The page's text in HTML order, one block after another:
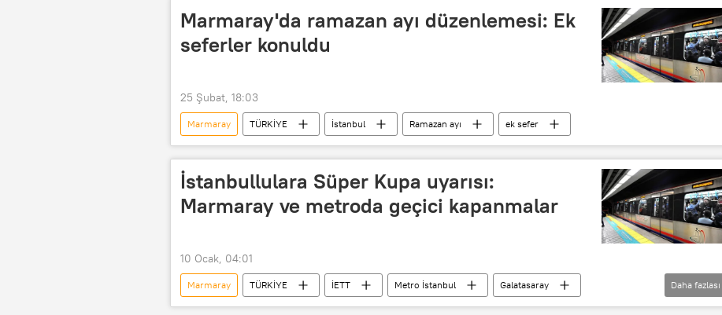
Marmaray'da ramazan ayı düzenlemesi: Ek
seferler konuldu
25 Şubat, 18:03
Marmaray TÜRKİYE İstanbul Ramazan ayı ek sefer
İstanbullulara Süper Kupa uyarısı:
Marmaray ve metroda geçici kapanmalar
10 Ocak, 04:01
Marmaray TÜRKİYE İETT Metro İstanbul
Galatasaray
Fenerbahçe
İstanbul
Daha fazlası